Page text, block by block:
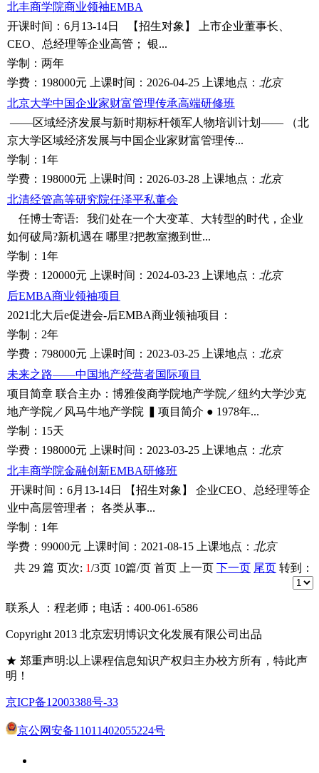
北丰商学院商业领袖EMBA
开课时间：6月13-14日 【招生对象】 上市企业董事长、
CEO、总经理等企业高管； 银...
学制： 两年
学费： 198000元 上课时间： 2026-04-25 上课地点： 北京
北京大学中国企业家财富管理传承高端研修班
——区域经济发展与新时期标杆领军人物培训计划—— （北
京大学区域经济发展与中国企业家财富管理传...
学制： 1年
学费： 198000元 上课时间： 2026-03-28 上课地点： 北京
北清经管高等研究院任泽平私董会
任博士寄语: 我们处在一个大变革、大转型的时代，企业
如何破局?新机遇在 哪里?把教室搬到世...
学制： 1年
学费： 120000元 上课时间： 2024-03-23 上课地点： 北京
后EMBA商业领袖项目
2021北大后e促进会-后EMBA商业领袖项目：
学制： 2年
学费： 798000元 上课时间： 2023-03-25 上课地点： 北京
未来之路——中国地产经营者国际项目
项目简章 联合主办：博雅俊商学院地产学院／纽约大学沙克
地产学院／风马牛地产学院 ▍项目简介 ● 1978年...
学制： 15天
学费： 198000元 上课时间： 2023-03-25 上课地点： 北京
北丰商学院金融创新EMBA研修班
开课时间：6月13-14日 【招生对象】 企业CEO、总经理等企
业中高层管理者； 各类从事...
学制： 1年
学费： 99000元 上课时间： 2021-08-15 上课地点： 北京
共 29 篇 页次: 1/3页 10篇/页 首页 上一页 下一页 尾页 转到：
联系人 ：程老师；电话：400-061-6586
Copyright 2013 北京宏玥博识文化发展有限公司出品
★ 郑重声明:以上课程信息知识产权归主办校方所有，特此声
明！
京ICP备12003388号-33
京公网安备11011402055224号